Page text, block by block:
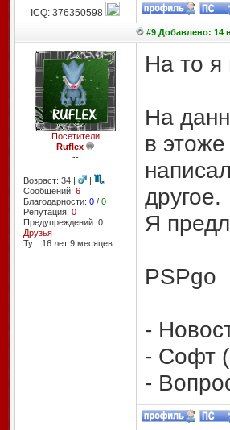
ICQ: 376350598
#9 Добавлено: 14
Посетители
Ruflex
--
Возраст: 34 |
|
Сообщений: 6
Благодарности: 0/ 0
Репутация: 0
Предупреждений: 0
Друзья
Тут: 16 лет 9 месяцев
На то я
На
в
другое.
Я
PSPgo
-
- Софт
-